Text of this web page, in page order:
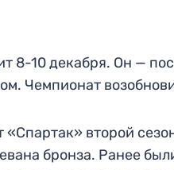
8-10 декабря. Он —
Чемпионат
«Спартак» второй
бронза. Ранее